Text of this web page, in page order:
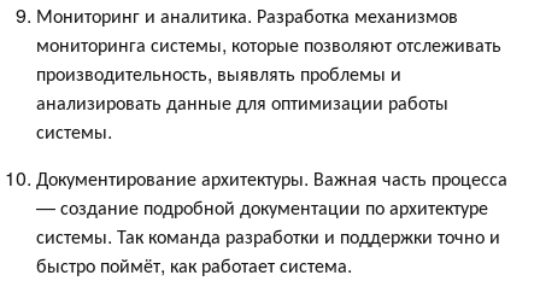
Мониторинг и аналитика. Разработка механизмов
мониторинга системы, которые позволяют отслеживать
производительность, выявлять проблемы и
анализировать данные для оптимизации работы
системы.
Документирование архитектуры. Важная часть процесса
— создание подробной документации по архитектуре
системы. Так команда разработки и поддержки точно и
быстро поймёт, как работает система.